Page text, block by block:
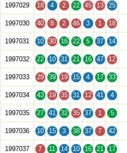
1997029 18 4 2 22 45 13 25
1997030 40 8 2 46 3 1 18
1997031 10 30 16 22 5 37 14
1997032 22 10 31 21 16 47 12
1997033 29 39 19 15 4 17 33
1997034 43 19 35 31 12 41 4
1997035 27 41 32 35 37 1 5
1997036 10 15 3 38 37 7 42
1997037 7 11 14 10 16 21 17